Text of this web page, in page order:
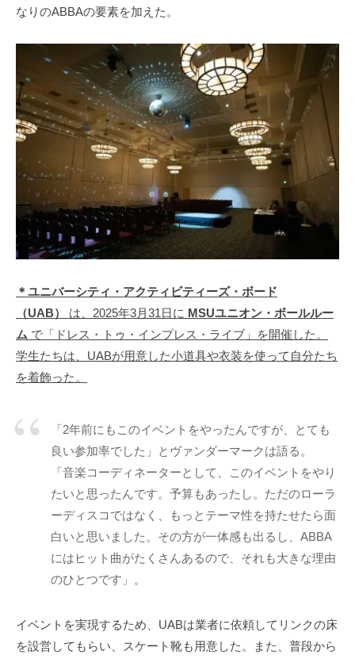
なりのABBAの要素を加えた。
＊ユニバーシティ・アクティビティーズ・ボード
（UAB）
は、2025年3月31日に MSUユニオン・ボールルー
ム で「ドレス・トゥ・インプレス・ライブ」を開催した。
学生たちは、UABが用意した小道具や衣装を使って自分たち
を着飾った。
「2年前にもこのイベントをやったんですが、とても
良い参加率でした」とヴァンダーマークは語る。
「音楽コーディネーターとして、このイベントをやり
たいと思ったんです。予算もあったし。ただのローラ
ーディスコではなく、もっとテーマ性を持たせたら面
白いと思いました。その方が一体感も出るし、ABBA
にはヒット曲がたくさんあるので、それも大きな理由
のひとつです」。
イベントを実現するため、UABは業者に依頼してリンクの床
を設営してもらい、スケート靴も用意した。また、普段から